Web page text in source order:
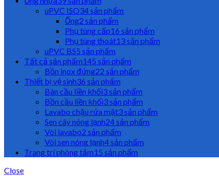
uPVC ISO34 sản phẩm
Ống2 sản phẩm
Phụ tùng cấp16 sản phẩm
Phụ tùng thoát13 sản phẩm
uPVC BS5 sản phẩm
Tất cả sản phẩm145 sản phẩm
Bồn inox đứng22 sản phẩm
Thiết bị vệ sinh36 sản phẩm
Bàn cầu liền khối3 sản phẩm
Bồn cầu liền khối3 sản phẩm
Lavabo chậu rửa mặt3 sản phẩm
Sen cây nóng lạnh24 sản phẩm
Vòi lavabo2 sản phẩm
Vòi sen nóng lạnh4 sản phẩm
Trang trí phòng tắm15 sản phẩm
Close